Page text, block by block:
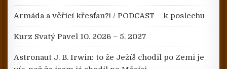
Armáda a věřící křesťan?! / PODCAST – k poslechu
Kurz Svatý Pavel 10. 2026 – 5. 2027
Astronaut J. B. Irwin: to že Ježíš chodil po Zemi je